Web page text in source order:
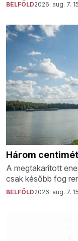
BELFÖLD2026. aug. 7.
Három
A megtakarított
csak később fog
BELFÖLD2026. aug. 7.